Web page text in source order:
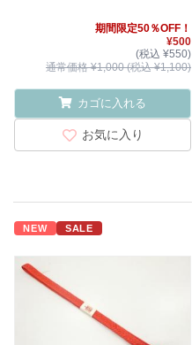
期間限定50％OFF！
¥500
(税込 ¥550)
通常価格 ¥1,000 (税込 ¥1,100)
カゴに入れる
お気に入り
NEW SALE